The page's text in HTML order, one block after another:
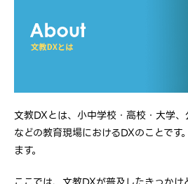
文教DXとは、小中学校・高校・大学
などの教育現場におけるDXのことです
ます。